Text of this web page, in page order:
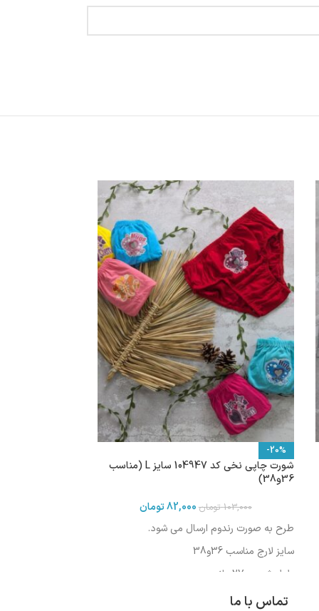
-20%
شورت چاپی نخی کد 104947 سایز L (مناسب
36و38)
103,000 تومان 82,000تومان
طرح به صورت رندوم ارسال می شود.
سایز لارج مناسب 36و38
طول شورت :27سانت
طول فاق : 23 سانت
تماس با ما